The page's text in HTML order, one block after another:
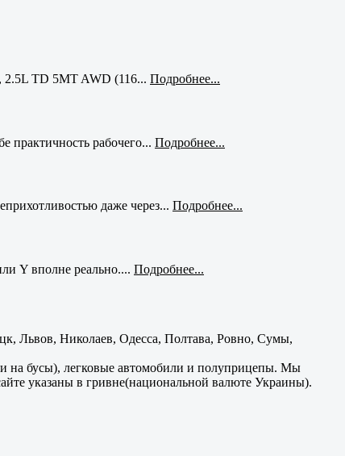
2.5L TD 5MT AWD (116... Подробнее...
практичность рабочего... Подробнее...
даже через... Подробнее...
Y вполне реально.... Подробнее...
Львов, Николаев, Одесса, Полтава, Ровно, Сумы,
на бусы), легковые автомобили и полуприцепы. Мы
указаны в гривне(национальной валюте Украины).